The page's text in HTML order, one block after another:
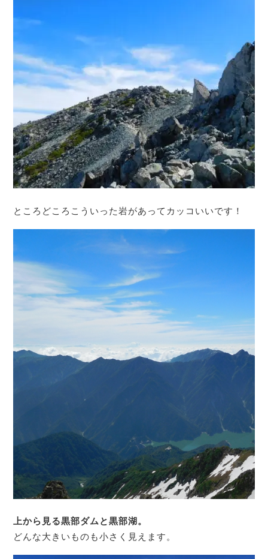
ところどころこういった岩があってカッコいいです！
上から見る黒部ダムと黒部湖。
どんな大きいものも小さく見えます。